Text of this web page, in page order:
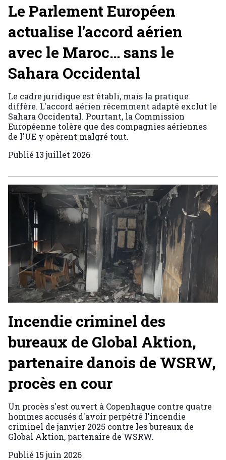
Le Parlement Européen
actualise l'accord aérien
avec le Maroc… sans le
Sahara Occidental
Le cadre juridique est établi, mais la pratique
diffère. L'accord aérien récemment adapté exclut le
Sahara Occidental. Pourtant, la Commission
Européenne tolère que des compagnies aériennes
de l'UE y opèrent malgré tout.
Publié 13 juillet 2026
Incendie criminel des
bureaux de Global Aktion,
partenaire danois de WSRW,
procès en cour
Un procès s'est ouvert à Copenhague contre quatre
hommes accusés d'avoir perpétré l'incendie
criminel de janvier 2025 contre les bureaux de
Global Aktion, partenaire de WSRW.
Publié 15 juin 2026